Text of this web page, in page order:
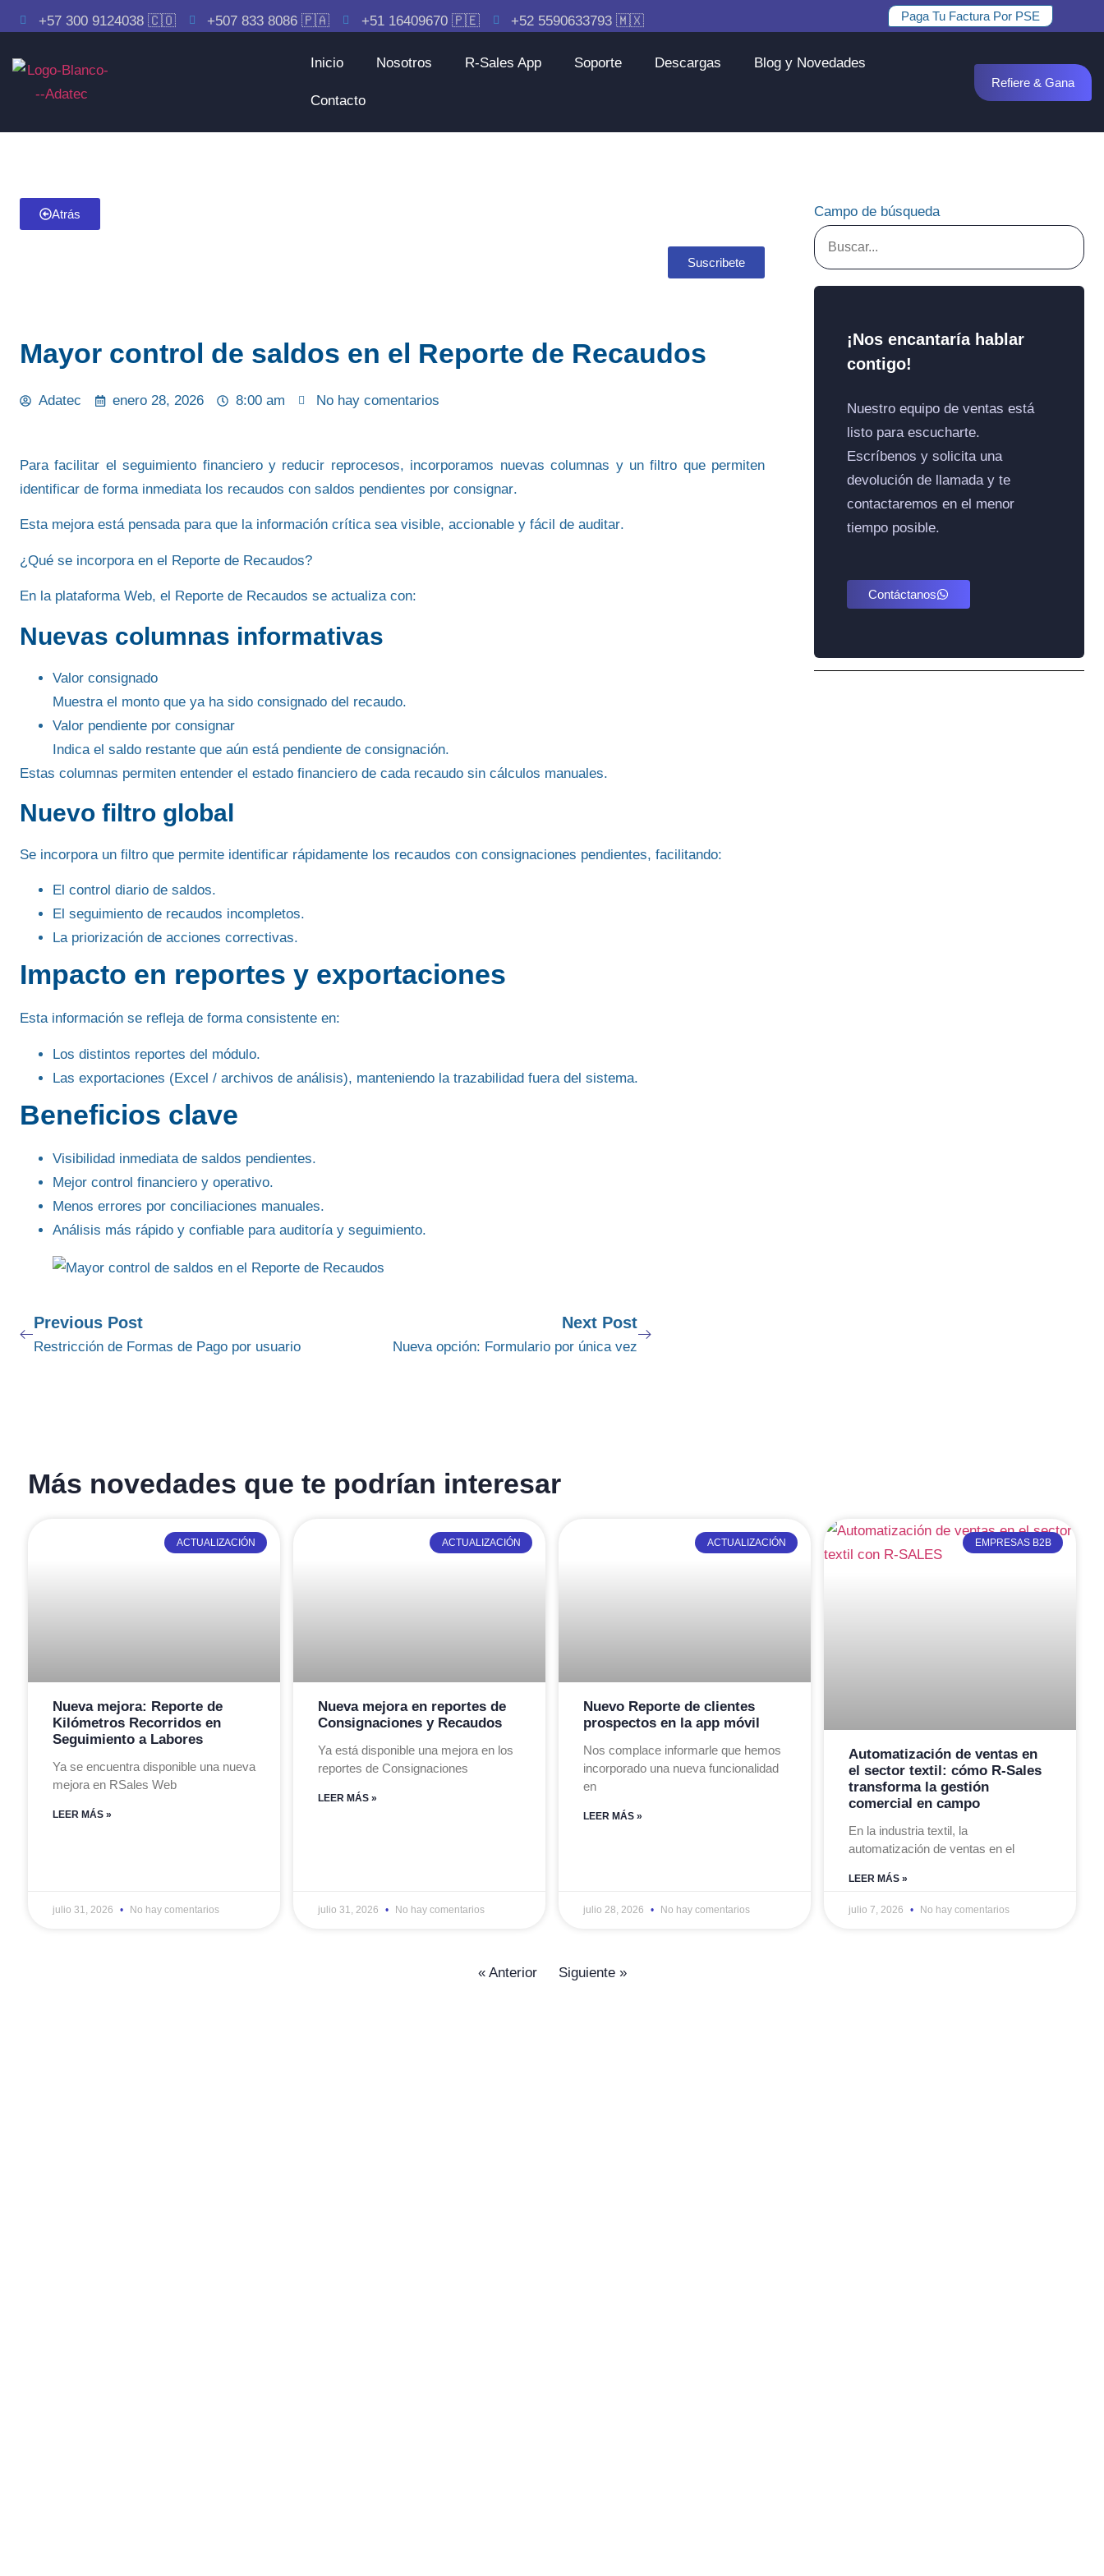
+57 300 9124038 🇨🇴 +507 833 8086 🇵🇦 +51 16409670 🇵🇪 +52 5590633793 🇲🇽 Paga Tu Factura Por PSE
Inicio Nosotros R-Sales App Soporte Descargas Blog y Novedades
Contacto
Refiere & Gana
Atrás
Suscribete
Mayor control de saldos en el Reporte de Recaudos
Adatec enero 28, 2026 8:00 am No hay comentarios
Para facilitar elseguimiento financieroy reducir reprocesos, incorporamos nuevas columnas y un filtro que permiten
identificar de forma inmediata los recaudos con saldos pendientes por consignar.
Esta mejora está pensada para que la información crítica sea visible, accionable y fácil de auditar.
¿Qué se incorpora en el Reporte de Recaudos?
En la plataforma Web, el Reporte de Recaudos se actualiza con:
Nuevas columnas informativas
Valor consignado
Muestra el monto que ya ha sido consignado del recaudo.
Valor pendiente por consignar
Indica el saldo restante que aún está pendiente de consignación.
Estas columnas permiten entender el estado financiero de cada recaudo sin cálculos manuales.
Nuevo filtro global
Se incorpora un filtro que permite identificar rápidamente los recaudos con consignaciones pendientes, facilitando:
El control diario de saldos.
El seguimiento de recaudos incompletos.
La priorización de acciones correctivas.
Impacto en reportes y exportaciones
Esta información se refleja de forma consistente en:
Los distintos reportes del módulo.
Las exportaciones (Excel / archivos de análisis), manteniendo la trazabilidad fuera del sistema.
Beneficios clave
Visibilidad inmediata de saldos pendientes.
Mejor control financiero y operativo.
Menos errores por conciliaciones manuales.
Análisis más rápido y confiable para auditoría y seguimiento.
Previous Post
Restricción de Formas de Pago por usuario
Next Post
Nueva opción: Formulario por única vez
Campo de búsqueda
¡Nos encantaría hablar
contigo!
Nuestro equipo de ventas está
listo para escucharte.
Escríbenos y solicita una
devolución de llamada y te
contactaremos en el menor
tiempo posible.
Contáctanos
Más novedades que te podrían interesar
ACTUALIZACIÓN
Nueva mejora: Reporte de
Kilómetros Recorridos en
Seguimiento a Labores
Ya se encuentra disponible una nueva
mejora en RSales Web
LEER MÁS »
julio 31, 2026 No hay comentarios
ACTUALIZACIÓN
Nueva mejora en reportes de
Consignaciones y Recaudos
Ya está disponible una mejora en los
reportes de Consignaciones
LEER MÁS »
julio 31, 2026 No hay comentarios
ACTUALIZACIÓN
Nuevo Reporte de clientes
prospectos en la app móvil
Nos complace informarle que hemos
incorporado una nueva funcionalidad
en
LEER MÁS »
julio 28, 2026 No hay comentarios
EMPRESAS B2B
Automatización de ventas en
el sector textil: cómo R-Sales
transforma la gestión
comercial en campo
En la industria textil, la
automatización de ventas en el
LEER MÁS »
julio 7, 2026 No hay comentarios
« Anterior Siguiente »